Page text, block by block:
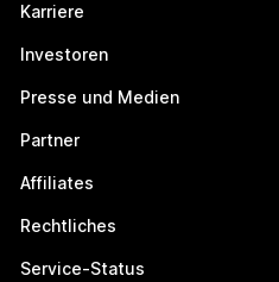
Karriere
Investoren
Presse und Medien
Partner
Affiliates
Rechtliches
Service-Status